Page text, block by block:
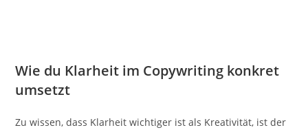
Wie du Klarheit im Copywriting konkret
umsetzt
Zu wissen, dass Klarheit wichtiger ist als Kreativität, ist der